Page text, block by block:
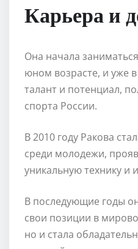
Карьера и
Она начала
юном возрасте, и уже
талант и потенциал,
спорта России.
В 2010 году Ракова
среди молодежи,
уникальную технику и
В последующие годы
свои позиции в
но и стала